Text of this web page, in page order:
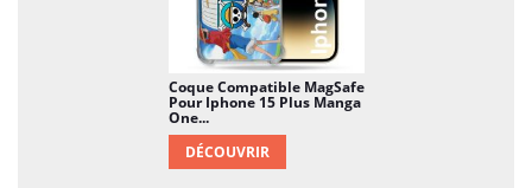
Coque Compatible MagSafe
Pour Iphone 15 Plus Manga
One...
DÉCOUVRIR